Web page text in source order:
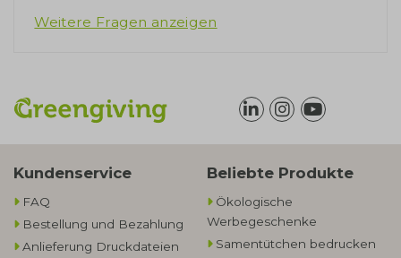
Weitere Fragen anzeigen
Kundenservice
FAQ
Bestellung und Bezahlung
Anlieferung Druckdateien
Beliebte Produkte
Ökologische
Werbegeschenke​
Samentütchen bedrucken